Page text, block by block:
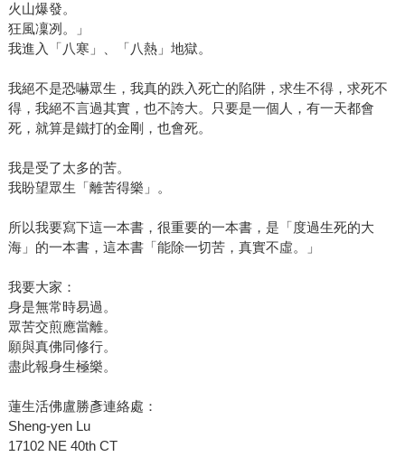
火山爆發。
狂風凜冽。」
我進入「八寒」、「八熱」地獄。
我絕不是恐嚇眾生，我真的跌入死亡的陷阱，求生不得，求死不
得，我絕不言過其實，也不誇大。只要是一個人，有一天都會
死，就算是鐵打的金剛，也會死。
我是受了太多的苦。
我盼望眾生「離苦得樂」。
所以我要寫下這一本書，很重要的一本書，是「度過生死的大
海」的一本書，這本書「能除一切苦，真實不虛。」
我要大家：
身是無常時易過。
眾苦交煎應當離。
願與真佛同修行。
盡此報身生極樂。
蓮生活佛盧勝彥連絡處：
Sheng-yen Lu
17102 NE 40th CT